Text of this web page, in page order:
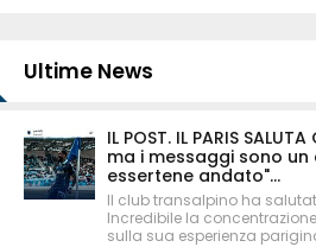
Ultime News
IL POST. IL PARIS SALUTA
ma i messaggi sono
essertene andato"...
Il club transalpino ha
Incredibile la
sulla sua esperienza